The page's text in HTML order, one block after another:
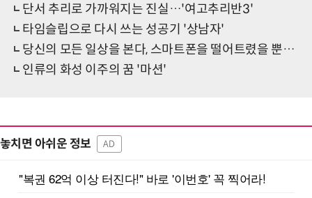
단서 추리로 가까워지는 진실…'여고추리반3'
타임슬립으로 다시 쓰는 성공기 '상남자'
당신의 모든 일상을 본다, 스마트폰을 떨어트렸을 뿐인데
인류의 화성 이주의 꿈 '마션'
놓치면 아쉬운 정보 AD